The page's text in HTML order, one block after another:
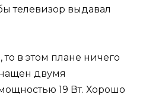
телевизор выдавал
то в этом плане ничего
двумя
19 Вт. Хорошо